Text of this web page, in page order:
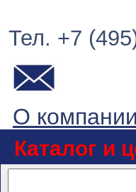
Тел. +7
О компании
Каталог и